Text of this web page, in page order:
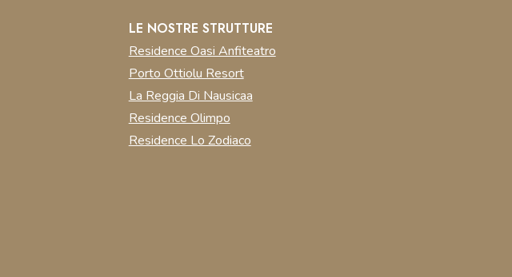
LE NOSTRE STRUTTURE
Residence Oasi Anfiteatro
Porto Ottiolu Resort
La Reggia Di Nausicaa
Residence Olimpo
Residence Lo Zodiaco